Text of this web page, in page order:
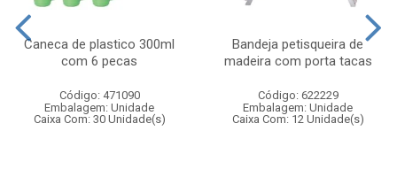
Caneca de plastico 300ml
com 6 pecas
Código: 471090
Embalagem: Unidade
Caixa Com: 30 Unidade(s)
Bandeja petisqueira de
madeira com porta tacas
Código: 622229
Embalagem: Unidade
Caixa Com: 12 Unidade(s)